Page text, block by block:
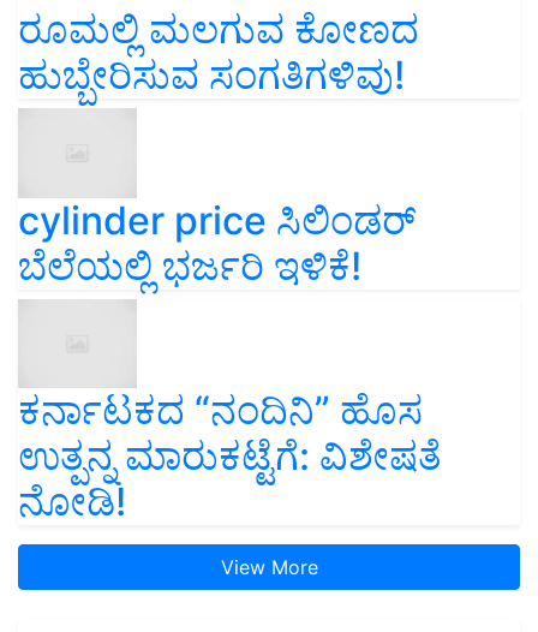
ರೂಮಲ್ಲಿ ಮಲಗುವ ಕೋಣದ
ಹುಬ್ಬೇರಿಸುವ ಸಂಗತಿಗಳಿವು!
cylinder price ಸಿಲಿಂಡರ್‌
ಬೆಲೆಯಲ್ಲಿ ಭರ್ಜರಿ ಇಳಿಕೆ!
ಕರ್ನಾಟಕದ “ನಂದಿನಿ” ಹೊಸ
ಉತ್ಪನ್ನ ಮಾರುಕಟ್ಟೆಗೆ: ವಿಶೇಷತೆ
ನೋಡಿ!
View More